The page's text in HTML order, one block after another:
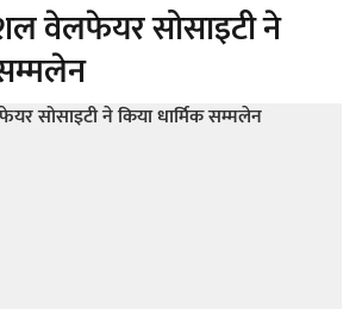
वेलफेयर सोसाइटी ने